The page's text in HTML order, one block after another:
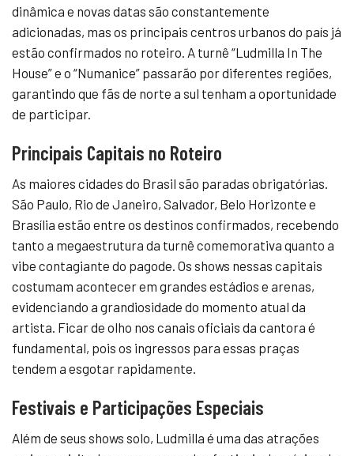
dinâmica e novas datas são constantemente
adicionadas, mas os principais centros urbanos do país já
estão confirmados no roteiro. A turnê “Ludmilla In The
House” e o “Numanice” passarão por diferentes regiões,
garantindo que fãs de norte a sul tenham a oportunidade
de participar.
Principais Capitais no Roteiro
As maiores cidades do Brasil são paradas obrigatórias.
São Paulo, Rio de Janeiro, Salvador, Belo Horizonte e
Brasília estão entre os destinos confirmados, recebendo
tanto a megaestrutura da turnê comemorativa quanto a
vibe contagiante do pagode. Os shows nessas capitais
costumam acontecer em grandes estádios e arenas,
evidenciando a grandiosidade do momento atual da
artista. Ficar de olho nos canais oficiais da cantora é
fundamental, pois os ingressos para essas praças
tendem a esgotar rapidamente.
Festivais e Participações Especiais
Além de seus shows solo, Ludmilla é uma das atrações